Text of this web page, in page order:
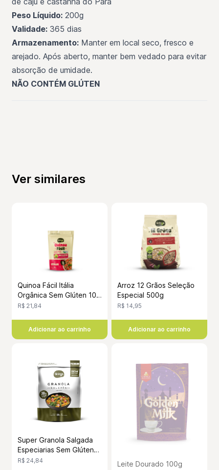
Peso Líquido: 200g
Validade: 365 dias
Armazenamento: Manter em local seco, fresco e
arejado. Após aberto, manter bem vedado para evitar
absorção de umidade.
NÃO CONTÉM GLÚTEN
Ver similares
Quinoa Fácil Itália
Orgânica Sem Glúten 100
Gramas
R$ 21,84
Adicionar ao carrinho
Arroz 12 Grãos Seleção
Especial 500g
R$ 14,95
Adicionar ao carrinho
Super Granola Salgada
Especiarias Sem Glúten
200g
R$ 24,84 Leite Dourado 100g